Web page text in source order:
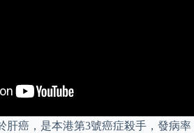
肝癌，是本港第3號癌症殺手，發病率